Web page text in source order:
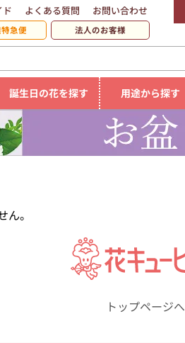
ド よくある質問 お問い合わせ
急便 法人のお客様
誕生日の花を探す 用途から探す
。
トップページへ